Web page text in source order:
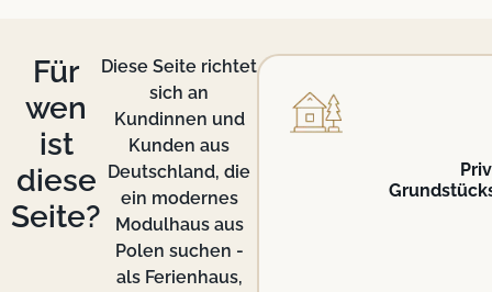
Für
wen
ist
diese
Seite?
Diese Seite richtet
sich an
Kundinnen und
Kunden aus
Deutschland, die
ein modernes
Modulhaus aus
Polen suchen -
als Ferienhaus,